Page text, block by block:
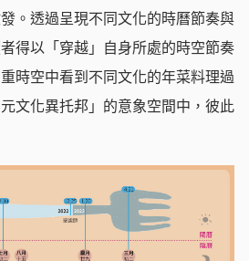
。透過呈現不同文化的時曆節奏與
得以「穿越」自身所處的時空節奏
時空中看到不同文化的年菜料理過
文化異托邦」的意象空間中，彼此